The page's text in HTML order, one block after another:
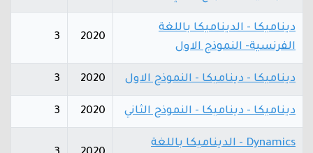
ديناميكا - الديناميكا باللغة
الفرنسية- النموذج الاول
2020
3
ديناميكا - ديناميكا - النموذج الاول 2020
3
ديناميكا - ديناميكا - النموذج الثاني 2020
3
Dynamics - الديناميكا باللغة